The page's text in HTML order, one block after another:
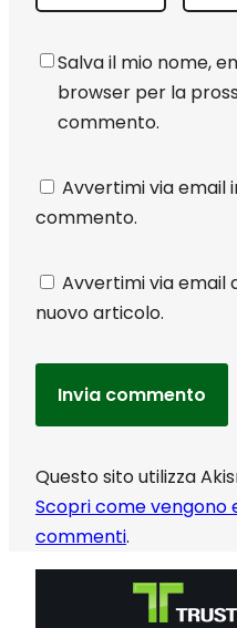
Salva il mio nome,
browser per la
commento.
Avvertimi via email
commento.
Avvertimi via email
nuovo articolo.
Questo sito utilizza
Scopri come vengono
commenti.